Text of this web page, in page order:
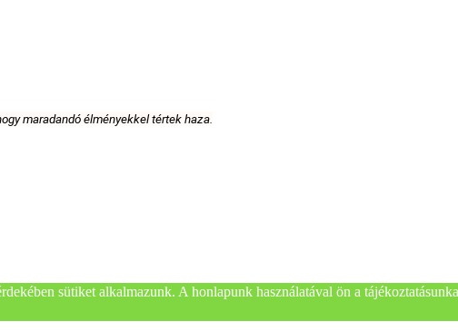
maradandó élményekkel tértek haza.
sütiket alkalmazunk. A honlapunk használatával ön a